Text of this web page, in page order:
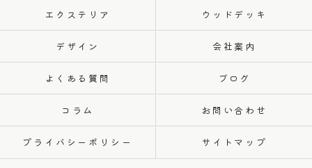
エクステリア ウッドデッキ
デザイン 会社案内
よくある質問 ブログ
コラム お問い合わせ
プライバシーポリシー サイトマップ